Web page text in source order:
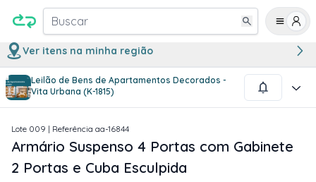
Buscar
Ver itens na minha região
Leilão de Bens de Apartamentos Decorados -
Vita Urbana (K-1815)
1/3
Lote 009 | Referência aa-16844
Armário Suspenso 4 Portas com Gabinete
2 Portas e Cuba Esculpida